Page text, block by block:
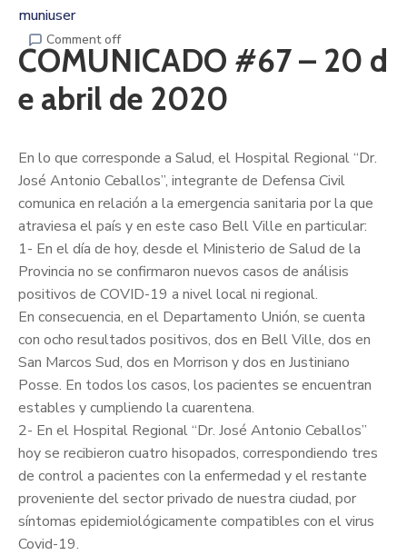
muniuser
Comment off
COMUNICADO #67 – 20 d
e abril de 2020
En lo que corresponde a Salud, el Hospital Regional “Dr.
José Antonio Ceballos”, integrante de Defensa Civil
comunica en relación a la emergencia sanitaria por la que
atraviesa el país y en este caso Bell Ville en particular:
1- En el día de hoy, desde el Ministerio de Salud de la
Provincia no se confirmaron nuevos casos de análisis
positivos de COVID-19 a nivel local ni regional.
En consecuencia, en el Departamento Unión, se cuenta
con ocho resultados positivos, dos en Bell Ville, dos en
San Marcos Sud, dos en Morrison y dos en Justiniano
Posse. En todos los casos, los pacientes se encuentran
estables y cumpliendo la cuarentena.
2- En el Hospital Regional “Dr. José Antonio Ceballos”
hoy se recibieron cuatro hisopados, correspondiendo tres
de control a pacientes con la enfermedad y el restante
proveniente del sector privado de nuestra ciudad, por
síntomas epidemiológicamente compatibles con el virus
Covid-19.